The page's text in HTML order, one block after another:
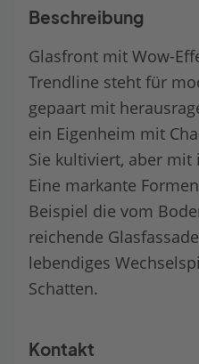
Beschreibung
Glasfront mit Wow-
Trendline steht für
gepaart mit
ein Eigenheim mit
Sie kultiviert, aber
Eine markante
Beispiel die vom
reichende
lebendiges
Schatten.
Kontakt